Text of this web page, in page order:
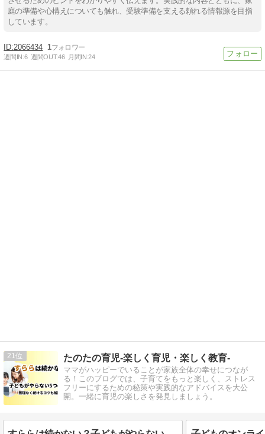
庭の準備や心構えについても触れ、受験準備を支える頼れる情報源を目指
しています。
2066434 1
週間IN:6 週間OUT:46 月間IN:24
21 たのたの育児-楽しく育児・楽しく教育-
ママがハッピーでいることが家族全体の幸せにつなが
る！このブログでは、子育てをもっと楽しく、ストレス
フリーにするための秘策や実践的なアドバイスを大公
開。一緒に育児の楽しさを発見しましょう。